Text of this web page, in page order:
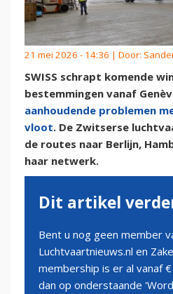
21 mei 2026 - 14:36 | Door:
SWISS schrapt komende
bestemmingen vanaf
aanhoudende problemen
vloot. De Zwitserse
de routes naar Berlijn,
haar netwerk.
Dit artikel
Bent u nog geen member
Luchtvaartnieuws.nl en
membership is er al vanaf
dan op onderstaande